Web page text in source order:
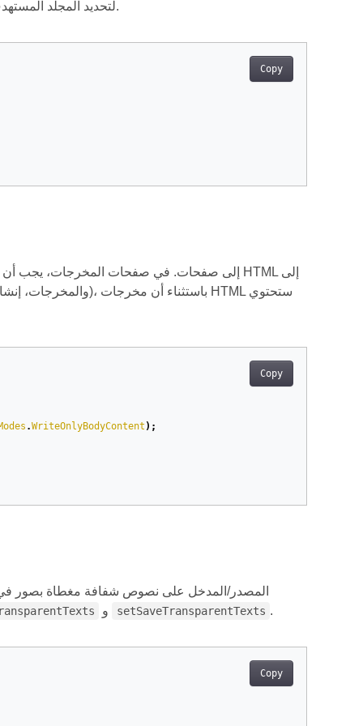
لتحديد المجلد المستهدف لتخزين الصور.
Copy
Copy
.WriteOnlyBodyContent );
setSaveTransparentTexts .
Copy